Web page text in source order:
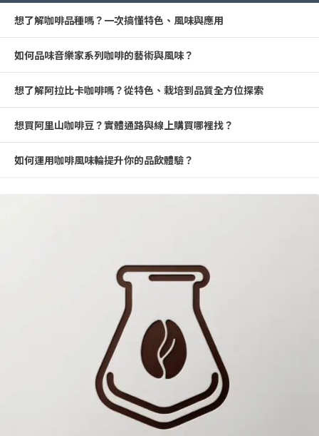
想了解咖啡品種嗎？一次搞懂特色、風味與應用
如何品味音樂家系列咖啡的藝術與風味？
想了解阿拉比卡咖啡嗎？從特色、栽培到品質全方位探索
想買阿里山咖啡豆？實體通路與線上購買哪裡找？
如何運用咖啡風味輪提升你的品飲體驗？